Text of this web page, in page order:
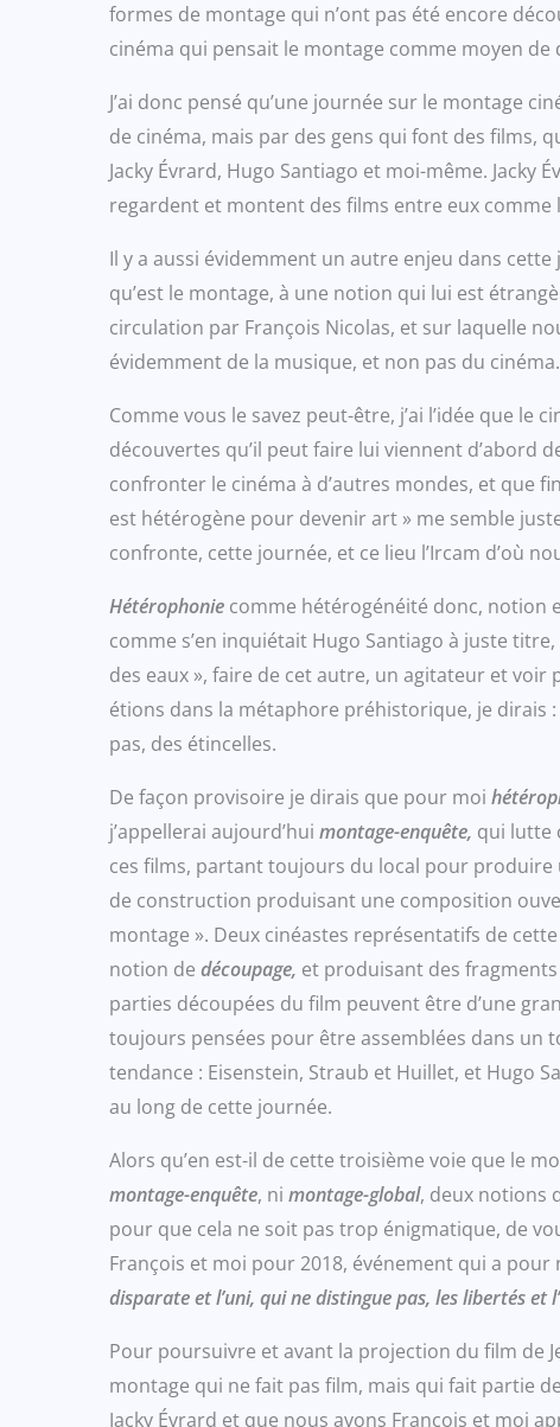
formes de montage qui n’ont pas été encore
cinéma qui pensait le montage comme moyen
J’ai donc pensé qu’une journée sur le montage
de cinéma, mais par des gens qui font des films,
Jacky Évrard, Hugo Santiago et moi-même.
regardent et montent des films entre eux comme
Il y a aussi évidemment un autre enjeu dans
qu’est le montage, à une notion qui lui est
circulation par François Nicolas, et sur laquelle
évidemment de la musique, et non pas du
Comme vous le savez peut-être, j’ai l’idée que
découvertes qu’il peut faire lui viennent d’abord
confronter le cinéma à d’autres mondes, et que
est hétérogène pour devenir art » me semble
confronte, cette journée, et ce lieu l’Ircam d’où
Hétérophonie comme hétérogénéité donc, notion
comme s’en inquiétait Hugo Santiago à juste
des eaux », faire de cet autre, un agitateur et
étions dans la métaphore préhistorique, je dirais
pas, des étincelles.
De façon provisoire je dirais que pour moi
j’appellerai aujourd’hui montage-enquête, qui lutte
ces films, partant toujours du local pour
de construction produisant une composition
montage ». Deux cinéastes représentatifs de
notion de découpage, et produisant des
parties découpées du film peuvent être d’une
toujours pensées pour être assemblées dans un
tendance : Eisenstein, Straub et Huillet, et Hugo
au long de cette journée.
Alors qu’en est-il de cette troisième voie que le
montage-enquête, ni montage-global, deux notions
pour que cela ne soit pas trop énigmatique, de
François et moi pour 2018, événement qui a pour
disparate et l’uni, qui ne distingue pas, les libertés et
Pour poursuivre et avant la projection du film de
montage qui ne fait pas film, mais qui fait partie
Jacky Évrard et que nous avons François et moi